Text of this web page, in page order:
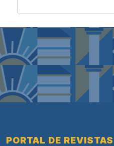
PORTAL DE